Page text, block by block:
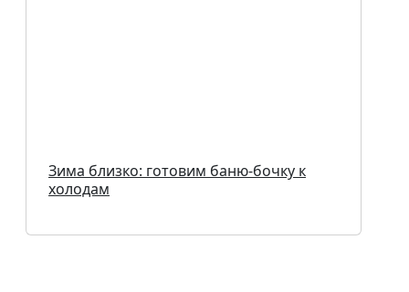
Зима близко: готовим баню-бочку к
холодам